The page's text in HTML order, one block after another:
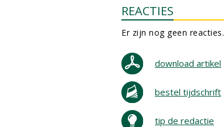
REACTIES
Er zijn nog geen reacties.
download artikel
bestel tijdschrift
tip de redactie